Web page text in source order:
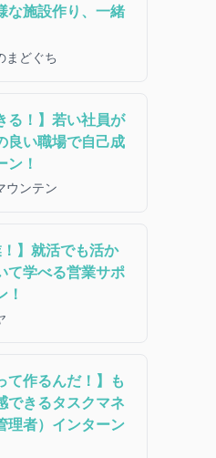
な施設作り、一緒
まどぐち
る！】若い社員が
良い職場で自己成
ン！
ウンテン
！】就活でも活か
て学べる営業サポ
て作るんだ！】も
できるタスクマネ
理者）インターン